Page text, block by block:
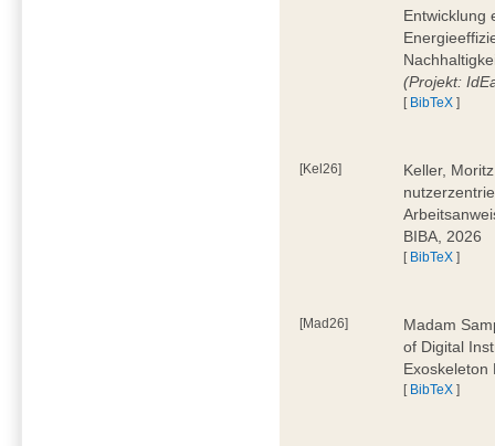
Entwicklung
(Projekt:
[ BibTeX ]
[Kel26]
Keller,
BIBA, 2026
[ BibTeX ]
[Mad26]
Madam
of Digital
Exoskeleton
[ BibTeX ]